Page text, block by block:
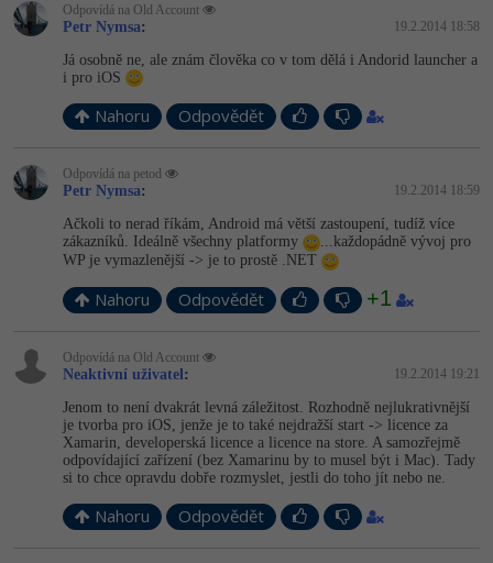
Odpovídá na Old Account
Petr Nymsa: 19.2.2014 18:58
Já osobně ne, ale znám člověka co v tom dělá i Andorid launcher a
i pro iOS
Nahoru Odpovědět
Odpovídá na petod
Petr Nymsa: 19.2.2014 18:59
Ačkoli to nerad říkám, Android má větší zastoupení, tudíž více
zákazníků. Ideálně všechny platformy
...každopádně vývoj pro
WP je vymazlenější -> je to prostě .NET
Nahoru Odpovědět +1
Odpovídá na Old Account
Neaktivní uživatel : 19.2.2014 19:21
Jenom to není dvakrát levná záležitost. Rozhodně nejlukrativnější
je tvorba pro iOS, jenže je to také nejdražší start -> licence za
Xamarin, developerská licence a licence na store. A samozřejmě
odpovídající zařízení (bez Xamarinu by to musel být i Mac). Tady
si to chce opravdu dobře rozmyslet, jestli do toho jít nebo ne.
Nahoru Odpovědět